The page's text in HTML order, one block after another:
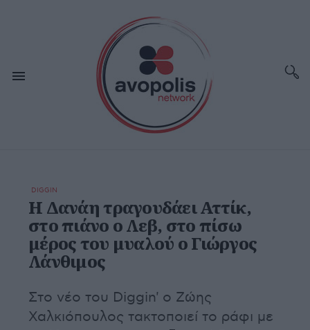
DIGGIN
Η Δανάη τραγουδάει Αττίκ,
στο πιάνο ο Λεβ, στο πίσω
μέρος του μυαλού ο Γιώργος
Λάνθιμος
Στο νέο του Diggin' ο Ζώης
Χαλκιόπουλος τακτοποιεί το ράφι με